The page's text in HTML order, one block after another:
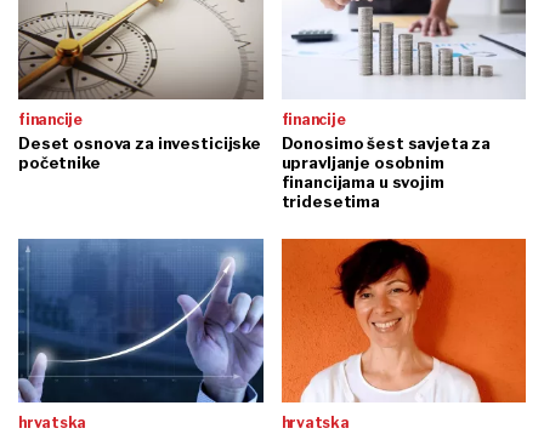
financije
Deset osnova za investicijske
početnike
financije
Donosimo šest savjeta za
upravljanje osobnim
financijama u svojim
tridesetima
hrvatska hrvatska